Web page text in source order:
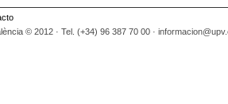
© 2012 · Tel. (+34) 96 387 70 00 ·